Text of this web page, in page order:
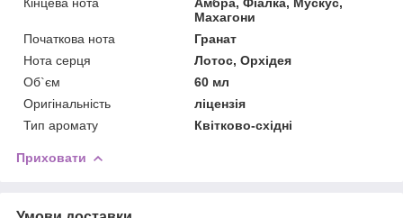
Махагони
Початкова нота
Гранат
Нота серця
Лотос, Орхідея
Об`єм
60 мл
Оригінальність
ліцензія
Тип аромату
Квітково-східні
Приховати